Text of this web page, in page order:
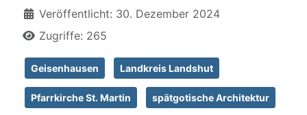
Veröffentlicht: 30. Dezember 2024
Zugriffe: 265
Geisenhausen Landkreis Landshut
Pfarrkirche St. Martin spätgotische Architektur